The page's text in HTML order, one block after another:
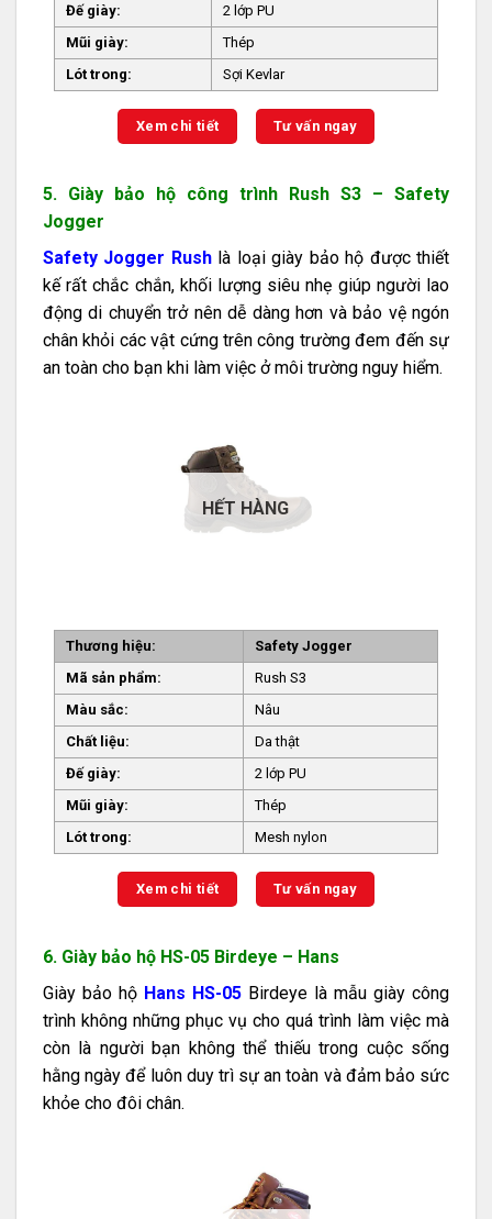
Đế giày:
2 lớp PU
Mũi giày:
Thép
Lót trong:
Sợi Kevlar
Xem chi tiết Tư vấn ngay
5. Giày bảo hộ công trình Rush S3 – Safety
Jogger
Safety Jogger Rushlà loại giày bảo hộ được thiết
kế rất chắc chắn, khối lượng siêu nhẹ giúp người lao
động di chuyển trở nên dễ dàng hơn và bảo vệ ngón
chân khỏi các vật cứng trên công trường đem đến sự
an toàn cho bạn khi làm việc ở môi trường nguy hiểm.
HẾT HÀNG
Thương hiệu:
Safety Jogger
Mã sản phẩm:
Rush S3
Màu sắc:
Nâu
Chất liệu:
Da thật
Đế giày:
2 lớp PU
Mũi giày:
Thép
Lót trong:
Mesh nylon
Xem chi tiết Tư vấn ngay
6. Giày bảo hộ HS-05 Birdeye – Hans
Giày bảo hộ Hans HS-05 Birdeye là mẫu giày công
trình không những phục vụ cho quá trình làm việc mà
còn là người bạn không thể thiếu trong cuộc sống
hằng ngày để luôn duy trì sự an toàn và đảm bảo sức
khỏe cho đôi chân.